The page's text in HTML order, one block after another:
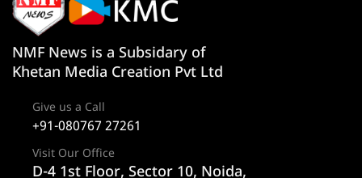
NMF News is a Subsidary of
Khetan Media Creation Pvt Ltd
Give us a Call
+91-080767 27261
Visit Our Office
D-4 1st Floor, Sector 10, Noida,